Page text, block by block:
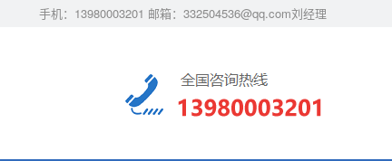
手机：13980003201 邮箱：332504536@qq.com刘经理